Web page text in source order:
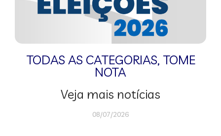
TODAS AS CATEGORIAS, TOME
NOTA
Veja mais notícias
08/07/2026